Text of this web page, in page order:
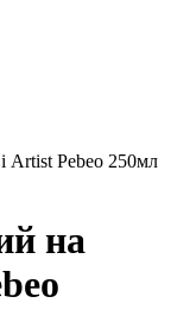
Artist Pebeo 250мл
на